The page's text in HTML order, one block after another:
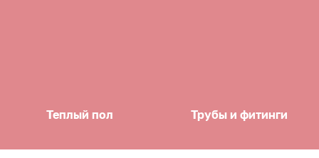
Теплый пол Трубы и фитинги